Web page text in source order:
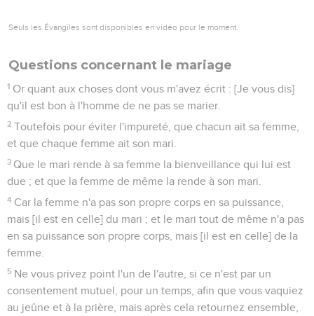
Seuls les Évangiles sont disponibles en vidéo pour le moment.
Questions concernant le mariage
1 Or quant aux choses dont vous m'avez écrit : [Je vous dis]
qu'il est bon à l'homme de ne pas se marier.
2 Toutefois pour éviter l'impureté, que chacun ait sa femme,
et que chaque femme ait son mari.
3 Que le mari rende à sa femme la bienveillance qui lui est
due ; et que la femme de même la rende à son mari.
4 Car la femme n'a pas son propre corps en sa puissance,
mais [il est en celle] du mari ; et le mari tout de même n'a pas
en sa puissance son propre corps, mais [il est en celle] de la
femme.
5 Ne vous privez point l'un de l'autre, si ce n'est par un
consentement mutuel, pour un temps, afin que vous vaquiez
au jeûne et à la prière, mais après cela retournez ensemble,